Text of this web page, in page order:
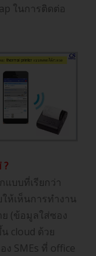
ในการติดต่อ
?
บบที่เรียกว่า
ให้เห็นการทำงาน
(ข้อมูลใส่ซอง
cloud ด้วย
ง SMEs ที่ office